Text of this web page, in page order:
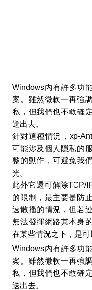
Windows內有許多功
案。雖然微軟一再強
私，但我們也不敢確
送出去。
針對這種情況，xp-
可能涉及個人隱私的
整的動作，可避免我
光。
此外它還可解除TCP/
的限制，最主要是防
速散播的情況，但若
無法發揮網路其本身
在某些情況之下，是可
Windows內有許多功
案。雖然微軟一再強
私，但我們也不敢確
送出去。